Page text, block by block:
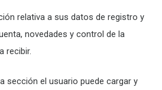
relativa a sus datos de registro y
novedades y control de la
recibir.
sección el usuario puede cargar y